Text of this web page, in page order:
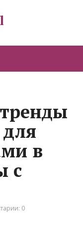
в
с
0